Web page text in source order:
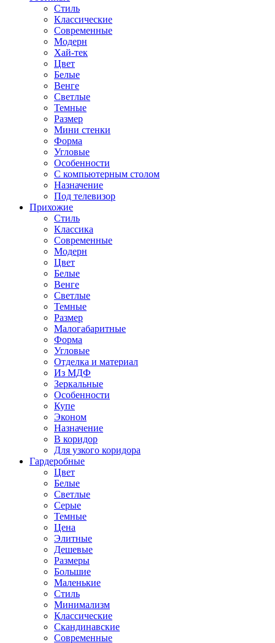
Стиль
Классические
Современные
Модерн
Хай-тек
Цвет
Белые
Венге
Светлые
Темные
Размер
Мини стенки
Форма
Угловые
Особенности
С компьютерным столом
Назначение
Под телевизор
Прихожие
Стиль
Классика
Современные
Модерн
Цвет
Белые
Венге
Светлые
Темные
Размер
Малогабаритные
Форма
Угловые
Отделка и материал
Из МДФ
Зеркальные
Особенности
Купе
Эконом
Назначение
В коридор
Для узкого коридора
Гардеробные
Цвет
Белые
Светлые
Серые
Темные
Цена
Элитные
Дешевые
Размеры
Большие
Маленькие
Стиль
Минимализм
Классические
Скандинавские
Современные